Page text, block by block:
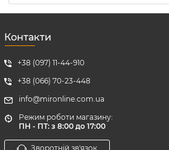
Контакти
+38 (097) 11-44-910
+38 (066) 70-23-448
info@mironline.com.ua
Режим роботи магазину:
ПН - ПТ: з 8:00 до 17:00
Зворотній зв'язок